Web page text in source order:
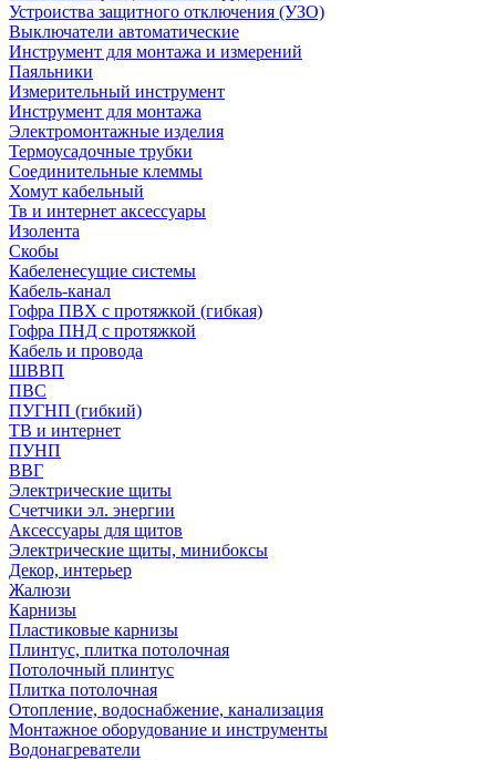
Устроиства защитного отключения (УЗО)
Выключатели автоматические
Инструмент для монтажа и измерений
Паяльники
Измерительный инструмент
Инструмент для монтажа
Электромонтажные изделия
Термоусадочные трубки
Соединительные клеммы
Хомут кабельный
Тв и интернет аксессуары
Изолента
Скобы
Кабеленесущие системы
Кабель-канал
Гофра ПВХ с протяжкой (гибкая)
Гофра ПНД с протяжкой
Кабель и провода
ШВВП
ПВС
ПУГНП (гибкий)
ТВ и интернет
ПУНП
ВВГ
Электрические щиты
Счетчики эл. энергии
Аксессуары для щитов
Электрические щиты, минибоксы
Декор, интерьер
Жалюзи
Карнизы
Пластиковые карнизы
Плинтус, плитка потолочная
Потолочный плинтус
Плитка потолочная
Отопление, водоснабжение, канализация
Монтажное оборудование и инструменты
Водонагреватели